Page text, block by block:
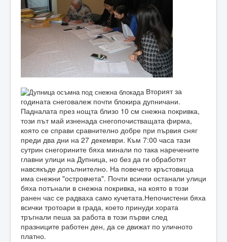
Вторият за
годината снеговалеж почти блокира дупничани.
Падналата през нощта близо 10 см снежна покривка,
този път май изненада снегопочистващата фирма,
която се справи сравнително добре при първия сняг
преди два дни на 27 декември. Към 7:00 часа тази
сутрин снегорините бяха минали по така наречените
главни улици на Дупница, но без да ги обработят
навсякъде допълнително. На повечето кръстовища
има снежни "островчета". Почти всички останали улици
бяха потънали в снежна покривка, на която в този
ранен час се радваха само кучетата.Непочистени бяха
всички тротоари в града, което принуди хората
тръгнали пеша за работа в този първи след
празниците работен ден, да се движат по уличното
платно.